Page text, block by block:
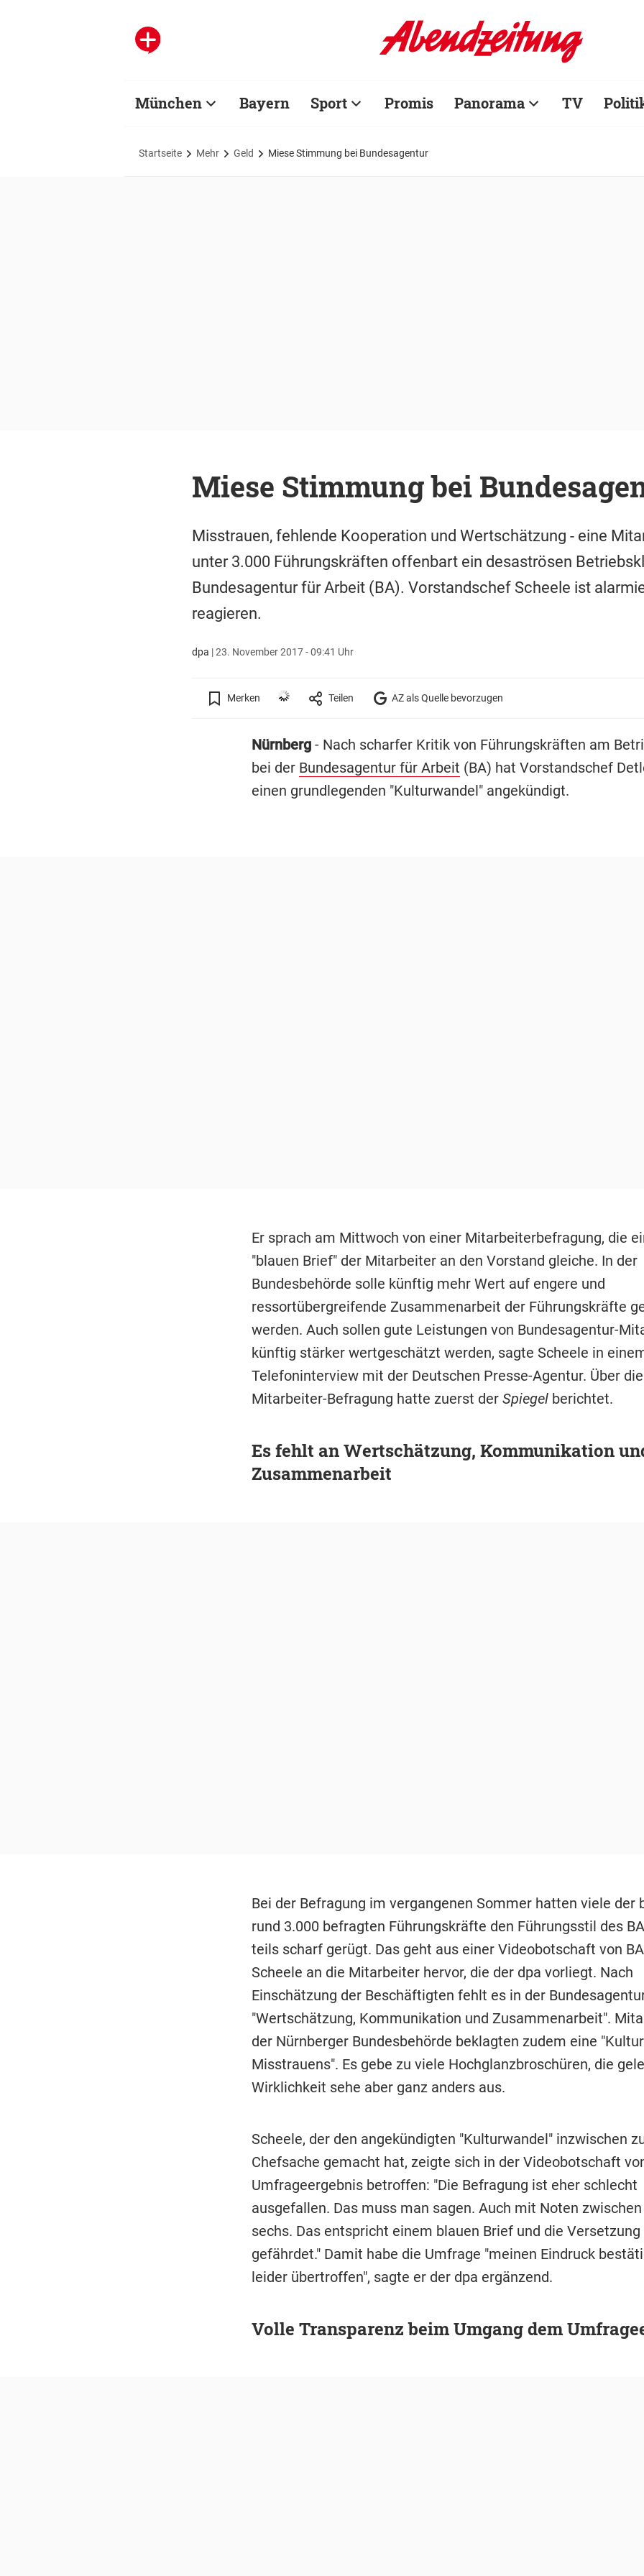
München Bayern Sport Promis Panorama TV
Startseite Mehr Geld Miese Stimmung bei Bundesagentur
Miese Stimmung bei
Misstrauen, fehlende Kooperation und Wertschätzung - eine
unter 3.000 Führungskräften offenbart ein desaströsen
Bundesagentur für Arbeit (BA). Vorstandschef Scheele ist
reagieren.
dpa |23. November 2017 - 09:41 Uhr
Merken Teilen AZ als Quelle bevorzugen
Nürnberg - Nach scharfer Kritik von Führungskräften am
bei der Bundesagentur für Arbeit (BA) hat Vorstandschef
einen grundlegenden "Kulturwandel" angekündigt.
Er sprach am Mittwoch von einer Mitarbeiterbefragung, die
"blauen Brief" der Mitarbeiter an den Vorstand gleiche. In der
Bundesbehörde solle künftig mehr Wert auf engere und
ressortübergreifende Zusammenarbeit der Führungskräfte
werden. Auch sollen gute Leistungen von Bundesagentur-
künftig stärker wertgeschätzt werden, sagte Scheele in
Telefoninterview mit der Deutschen Presse-Agentur. Über die
Mitarbeiter-Befragung hatte zuerst der Spiegel berichtet.
Es fehlt an Wertschätzung, Kommunikation
Zusammenarbeit
Bei der Befragung im vergangenen Sommer hatten viele der
rund 3.000 befragten Führungskräfte den Führungsstil des
teils scharf gerügt. Das geht aus einer Videobotschaft von
Scheele an die Mitarbeiter hervor, die der dpa vorliegt. Nach
Einschätzung der Beschäftigten fehlt es in der
"Wertschätzung, Kommunikation und Zusammenarbeit".
der Nürnberger Bundesbehörde beklagten zudem eine
Misstrauens". Es gebe zu viele Hochglanzbroschüren, die
Wirklichkeit sehe aber ganz anders aus.
Scheele, der den angekündigten "Kulturwandel" inzwischen
Chefsache gemacht hat, zeigte sich in der Videobotschaft
Umfrageergebnis betroffen: "Die Befragung ist eher schlecht
ausgefallen. Das muss man sagen. Auch mit Noten
sechs. Das entspricht einem blauen Brief und die Versetzung
gefährdet." Damit habe die Umfrage "meinen Eindruck
leider übertroffen", sagte er der dpa ergänzend.
Volle Transparenz beim Umgang dem